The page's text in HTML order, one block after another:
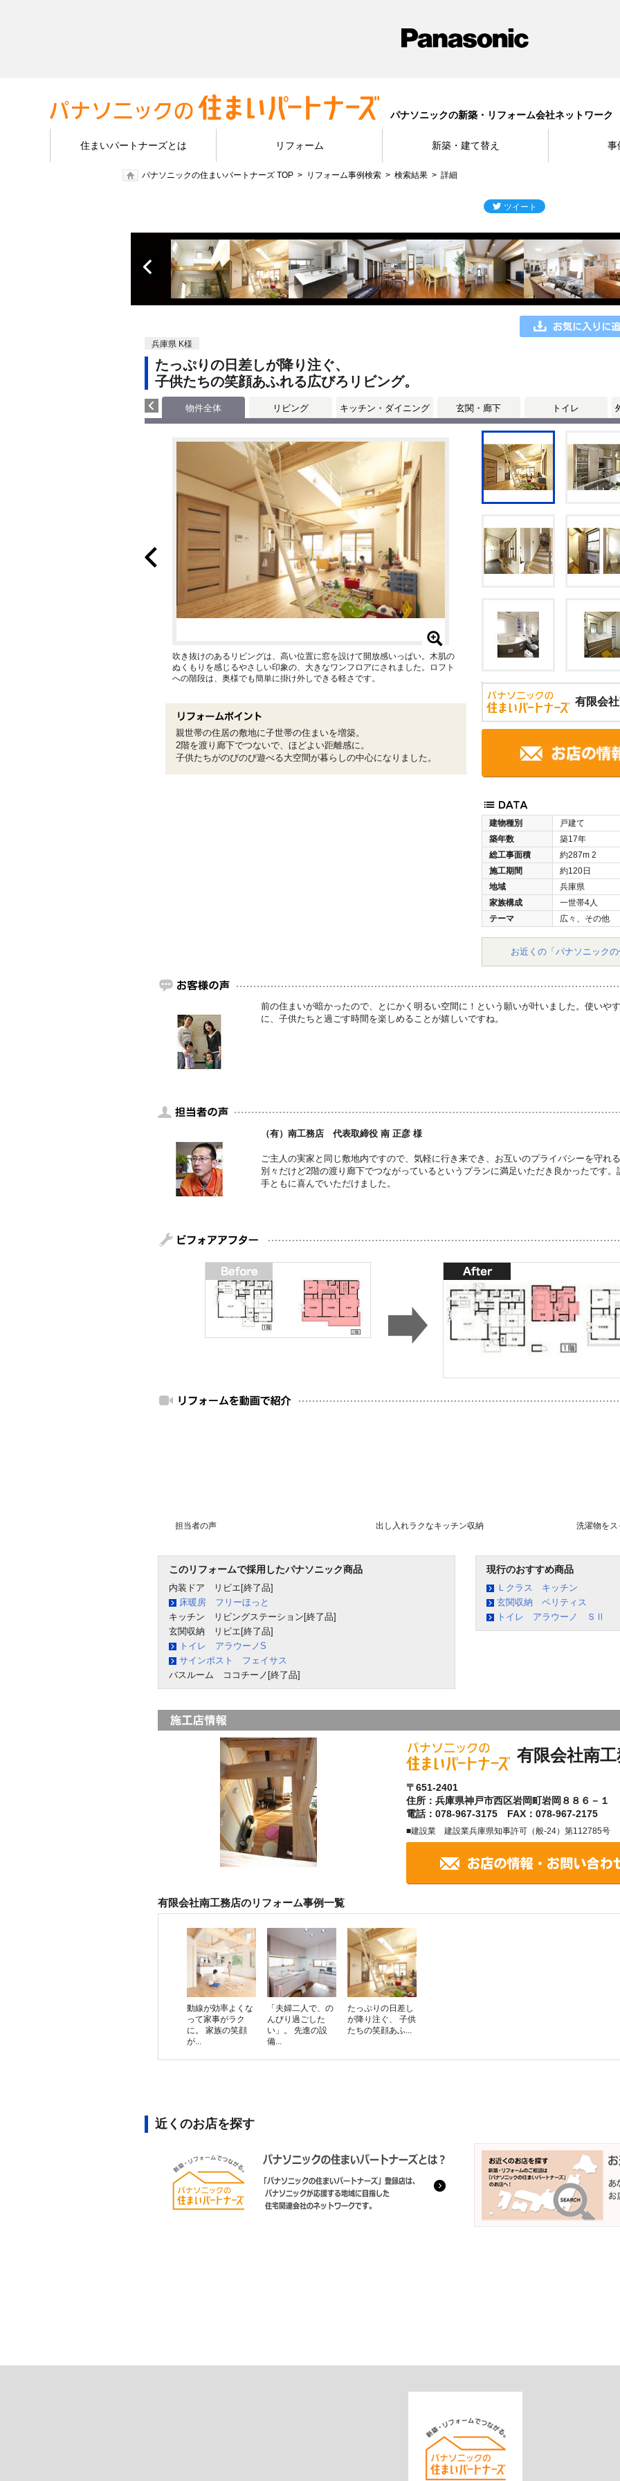
パナソニックの新築・リフォーム会社ネットワーク
住まいパートナーズとは リフォーム 新築・建て替え 事
パナソニックの住まいパートナーズ TOP リフォーム事例検索 検索結果 詳細
兵庫県 K様
たっぷりの日差しが降り注ぐ、
子供たちの笑顔あふれる広びろリビング。
物件全体 リビング キッチン・ダイニング 玄関・廊下 トイレ
有限会
建物種別
戸建て
築年数
築17年
総工事面積
約287m 2
施工期間
約120日
地域
兵庫県
家族構成
一世帯4人
テーマ
広々、その他
お近くの「パナソニック
吹き抜けのあるリビングは、高い位置に窓を設けて開放感いっぱい。木肌の
ぬくもりを感じるやさしい印象の、大きなワンフロアにされました。ロフト
への階段は、奥様でも簡単に掛け外しできる軽さです。
親世帯の住居の敷地に子世帯の住まいを増築。
2階を渡り廊下でつないで、ほどよい距離感に。
子供たちがのびのび遊べる大空間が暮らしの中心になりました。
前の住まいが暗かったので、とにかく明るい空間に！という願いが叶いました。使いや
に、子供たちと過ごす時間を楽しめることが嬉しいですね。
（有）南工務店 代表取締役 南 正彦 様
ご主人の実家と同じ敷地内ですので、気軽に行き来でき、お互いのプライバシーを守れ
別々だけど2階の渡り廊下でつながっているというプランに満足いただき良かったです
手ともに喜んでいただけました。
担当者の声 出し入れラクなキッチン収納 洗濯物を
このリフォームで採用したパナソニック商品
内装ドア リビエ[終了品]
床暖房 フリーほっと
キッチン リビングステーション[終了品]
玄関収納 リビエ[終了品]
トイレ アラウーノS
サインポスト フェイサス
バスルーム ココチーノ[終了品]
現行のおすすめ商品
Ｌクラス キッチン
玄関収納 ベリティス
トイレ アラウーノ ＳⅡ
有限会社南
〒651-2401
住所：兵庫県神戸市西区岩岡町岩岡８８６－１
電話：078-967-3175 FAX：078-967-2175
■建設業 建設業兵庫県知事許可（般-24）第112785号
有限会社南工務店のリフォーム事例一覧
動線が効率よくな
って家事がラク
に。 家族の笑顔
が...
「夫婦二人で、の
んびり過ごした
い」。 先進の設
備...
たっぷりの日差し
が降り注ぐ、 子供
たちの笑顔あふ...
近くのお店を探す